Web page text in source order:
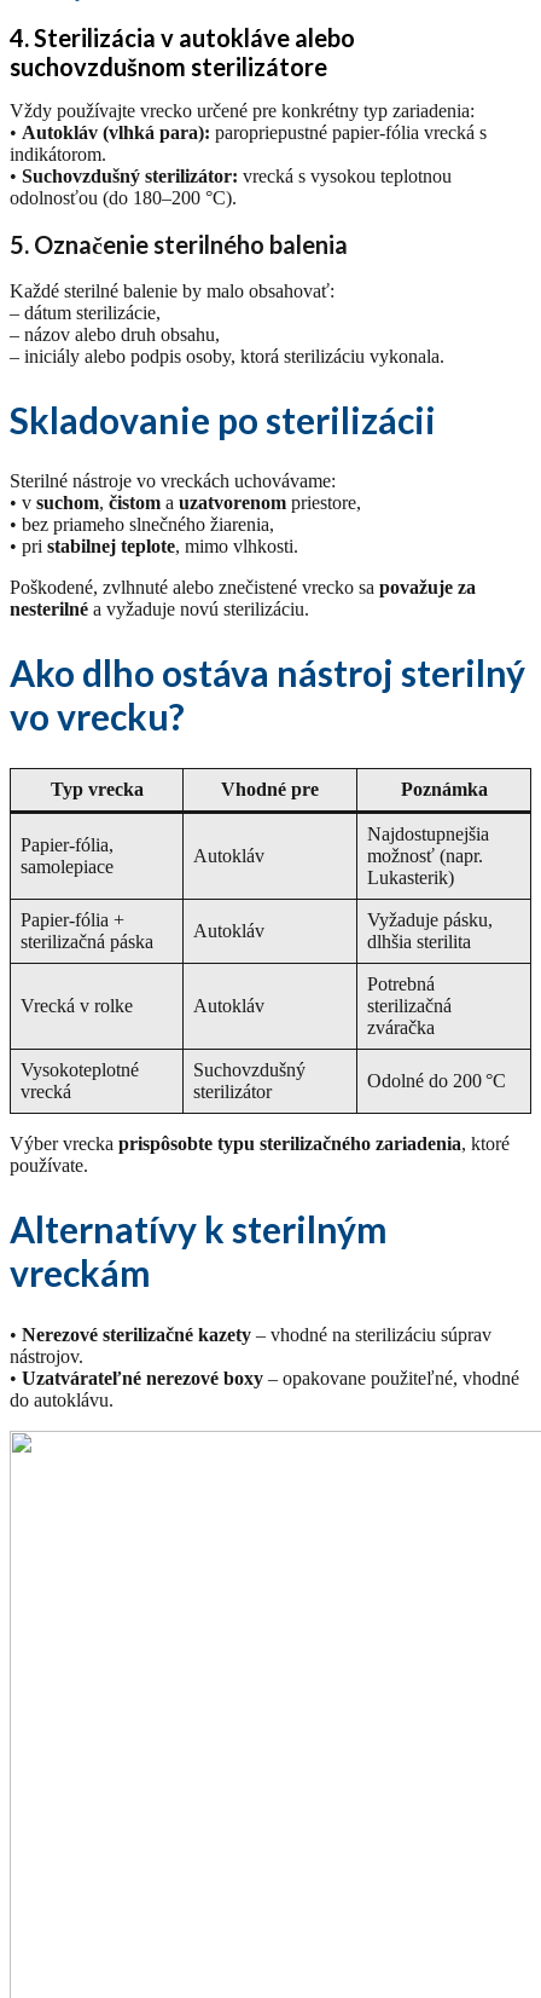
4. Sterilizácia v autokláve alebo
suchovzdušnom sterilizátore
Vždy používajte vrecko určené pre konkrétny typ zariadenia:
• Autokláv (vlhká para): paropriepustné papier-fólia vrecká s
indikátorom.
• Suchovzdušný sterilizátor: vrecká s vysokou teplotnou
odolnosťou (do 180–200 °C).
5. Označenie sterilného balenia
Každé sterilné balenie by malo obsahovať:
– dátum sterilizácie,
– názov alebo druh obsahu,
– iniciály alebo podpis osoby, ktorá sterilizáciu vykonala.
Skladovanie po sterilizácii
Sterilné nástroje vo vreckách uchovávame:
• v suchom, čistom a uzatvorenom priestore,
• bez priameho slnečného žiarenia,
• pri stabilnej teplote, mimo vlhkosti.
Poškodené, zvlhnuté alebo znečistené vrecko sa považuje za
nesterilné a vyžaduje novú sterilizáciu.
Ako dlho ostáva nástroj sterilný
vo vrecku?
Typ vrecka Vhodné pre Poznámka
Papier-fólia,
samolepiace
Autokláv
Najdostupnejšia
možnosť (napr.
Lukasterik)
Papier-fólia +
sterilizačná páska
Autokláv
Vyžaduje pásku,
dlhšia sterilita
Vrecká v rolke Autokláv
Potrebná
sterilizačná
zváračka
Vysokoteplotné
vrecká
Suchovzdušný
sterilizátor
Odolné do 200 °C
Výber vrecka prispôsobte typu sterilizačného zariadenia, ktoré
používate.
Alternatívy k sterilným
vreckám
• Nerezové sterilizačné kazety – vhodné na sterilizáciu súprav
nástrojov.
• Uzatvárateľné nerezové boxy – opakovane použiteľné, vhodné
do autoklávu.